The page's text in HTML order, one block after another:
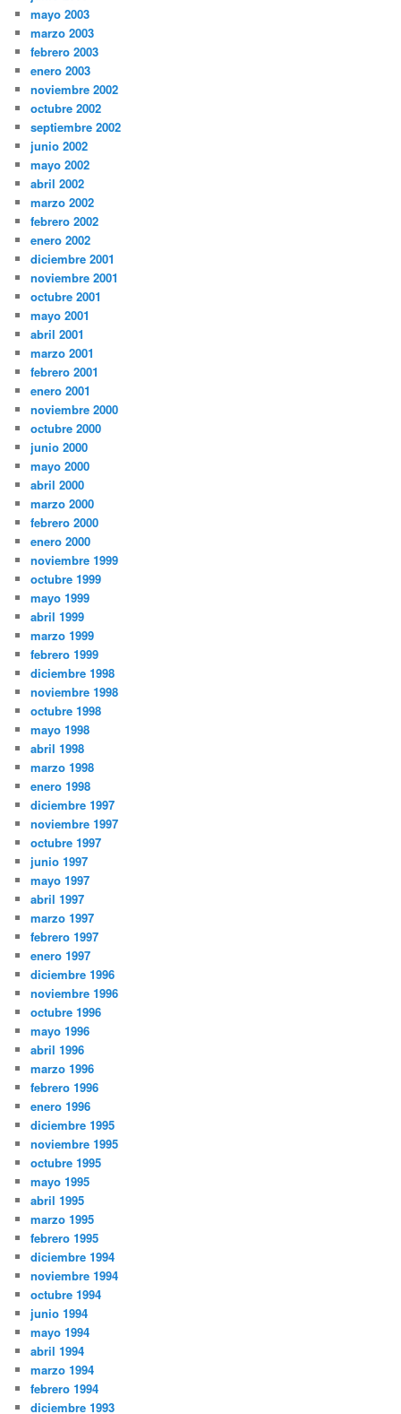
mayo 2003
marzo 2003
febrero 2003
enero 2003
noviembre 2002
octubre 2002
septiembre 2002
junio 2002
mayo 2002
abril 2002
marzo 2002
febrero 2002
enero 2002
diciembre 2001
noviembre 2001
octubre 2001
mayo 2001
abril 2001
marzo 2001
febrero 2001
enero 2001
noviembre 2000
octubre 2000
junio 2000
mayo 2000
abril 2000
marzo 2000
febrero 2000
enero 2000
noviembre 1999
octubre 1999
mayo 1999
abril 1999
marzo 1999
febrero 1999
diciembre 1998
noviembre 1998
octubre 1998
mayo 1998
abril 1998
marzo 1998
enero 1998
diciembre 1997
noviembre 1997
octubre 1997
junio 1997
mayo 1997
abril 1997
marzo 1997
febrero 1997
enero 1997
diciembre 1996
noviembre 1996
octubre 1996
mayo 1996
abril 1996
marzo 1996
febrero 1996
enero 1996
diciembre 1995
noviembre 1995
octubre 1995
mayo 1995
abril 1995
marzo 1995
febrero 1995
diciembre 1994
noviembre 1994
octubre 1994
junio 1994
mayo 1994
abril 1994
marzo 1994
febrero 1994
diciembre 1993